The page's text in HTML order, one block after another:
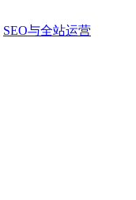
SEO与全站运营